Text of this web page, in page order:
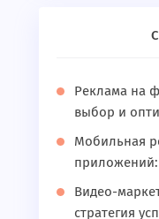
Реклама на
выбор и
Мобильная
приложений:
Видео-
стратегия